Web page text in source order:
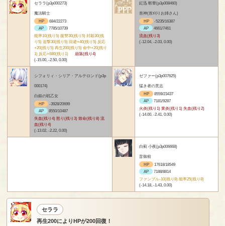
セララ(p3p000273)
魔法騎士
HP
684/22273
AP
7785/10739
能率10(残り5) 復讐30(残り5) 封殺30(残
り5) 追撃30(残り5) 回避+40(残り5) 反応
+20(残り5) 再生200(残り5) 命中+20(残り
1) 反応+680(残り1)
崩落(残り4)
(-15.00, -2.50, 0.00)
紅迅 斬華(p3p008460)
首神(首刈りお姉さん)
HP
-5235/16387
AP
4661/7461
流血(残り3)
(-12.04, -2.03, 0.00)
シフォリィ・シリア・アルテロンド(p3p
000174)
白銀の戦乙女
HP
-3928/20699
AP
8550/10487
失血(残り4) 怒り(残り3) 致命(残り8) 流
血(残り4)
(-13.02, -2.22, 0.00)
ゼファー(p3p007625)
猛き者の意志
HP
8559/23437
AP
7181/9287
火炎(残り1) 業炎(残り1) 失血(残り2)
(-14.00, -2.41, 0.00)
白薊 小夜(p3p006668)
盲御前
HP
17618/18549
AP
7188/8814
ファンブル-10(残り8) 能率25(残り8)
(-14.18, -1.43, 0.00)
セララ
再生200によりHPが200回復！